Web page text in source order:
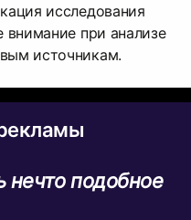
исследования
внимание при анализе
источникам.
нечто подобное